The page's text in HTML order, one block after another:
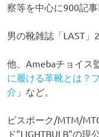
察等を中心に900記
男の靴雑誌「LAST」
他、Amebaチョイス
に履ける革靴とは？
介 」など。
ビスポーク/MTM/
ド”LIGHTBULB”の現